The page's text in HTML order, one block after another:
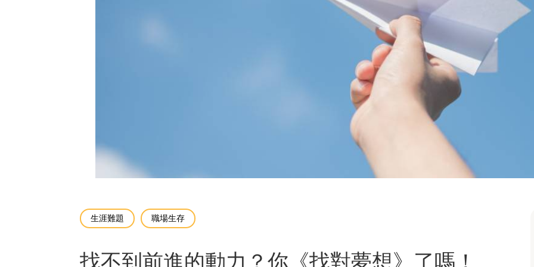
生涯難題 職場生存
找不到前進的動力？你《找對夢想》了嗎！